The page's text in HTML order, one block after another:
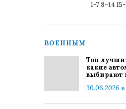
1-7 8-14
ВОЕННЫМ
Топ
какие
выбирают
30.06.2026 в